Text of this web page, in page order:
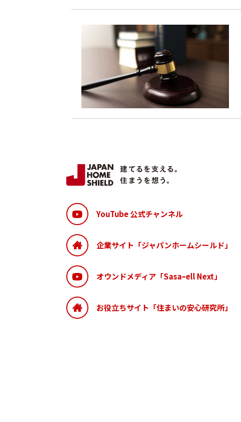
YouTube 公式チャンネル
企業サイト「ジャパンホームシールド」
オウンドメディア「Sasaｰell Next」
お役立ちサイト「住まいの安心研究所」